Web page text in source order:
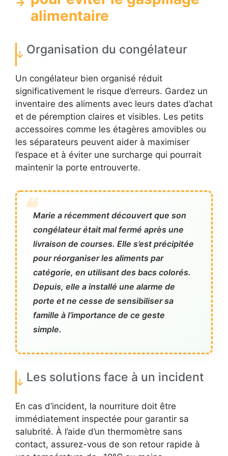
alimentaire
Organisation du congélateur
Un congélateur bien organisé réduit
significativement le risque d’erreurs. Gardez un
inventaire des aliments avec leurs dates d’achat
et de péremption claires et visibles. Les petits
accessoires comme les étagères amovibles ou
les séparateurs peuvent aider à maximiser
l’espace et à éviter une surcharge qui pourrait
maintenir la porte entrouverte.
Marie a récemment découvert que son
congélateur était mal fermé après une
livraison de courses. Elle s’est précipitée
pour réorganiser les aliments par
catégorie, en utilisant des bacs colorés.
Depuis, elle a installé une alarme de
porte et ne cesse de sensibiliser sa
famille à l’importance de ce geste
simple.
Les solutions face à un incident
En cas d’incident, la nourriture doit être
immédiatement inspectée pour garantir sa
salubrité. À l’aide d’un thermomètre sans
contact, assurez-vous de son retour rapide à